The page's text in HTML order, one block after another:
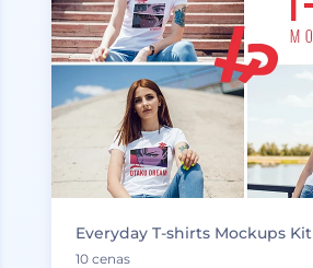
Everyday T-shirts Mockups Kit
10 cenas